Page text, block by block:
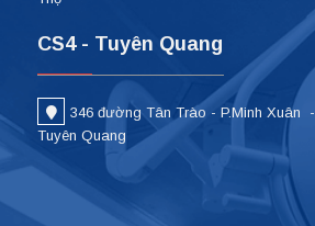
CS4 - Tuyên Quang
346 đường Tân Trào - P.Minh Xuân -
Tuyên Quang